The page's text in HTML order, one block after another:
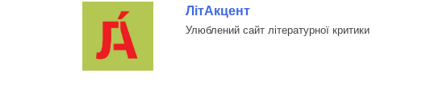
ЛітАкцент
Улюблений сайт літературної критики